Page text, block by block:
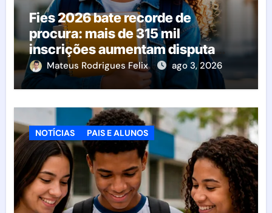
Fies 2026 bate recorde de
procura: mais de 315 mil
inscrições aumentam disputa
pelas vagas; veja o que acontece
agora
Mateus Rodrigues Felix ago 3, 2026
NOTÍCIAS PAIS E ALUNOS